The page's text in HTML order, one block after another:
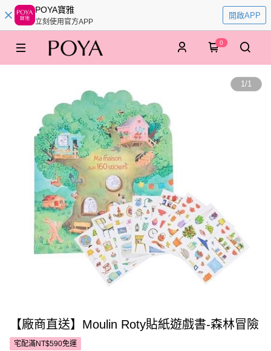
POYA寶雅
立刻使用官方APP
開啟APP
0
1/1
【廠商直送】Moulin Roty貼紙遊戲書-森林冒險
宅配滿NT$590免運